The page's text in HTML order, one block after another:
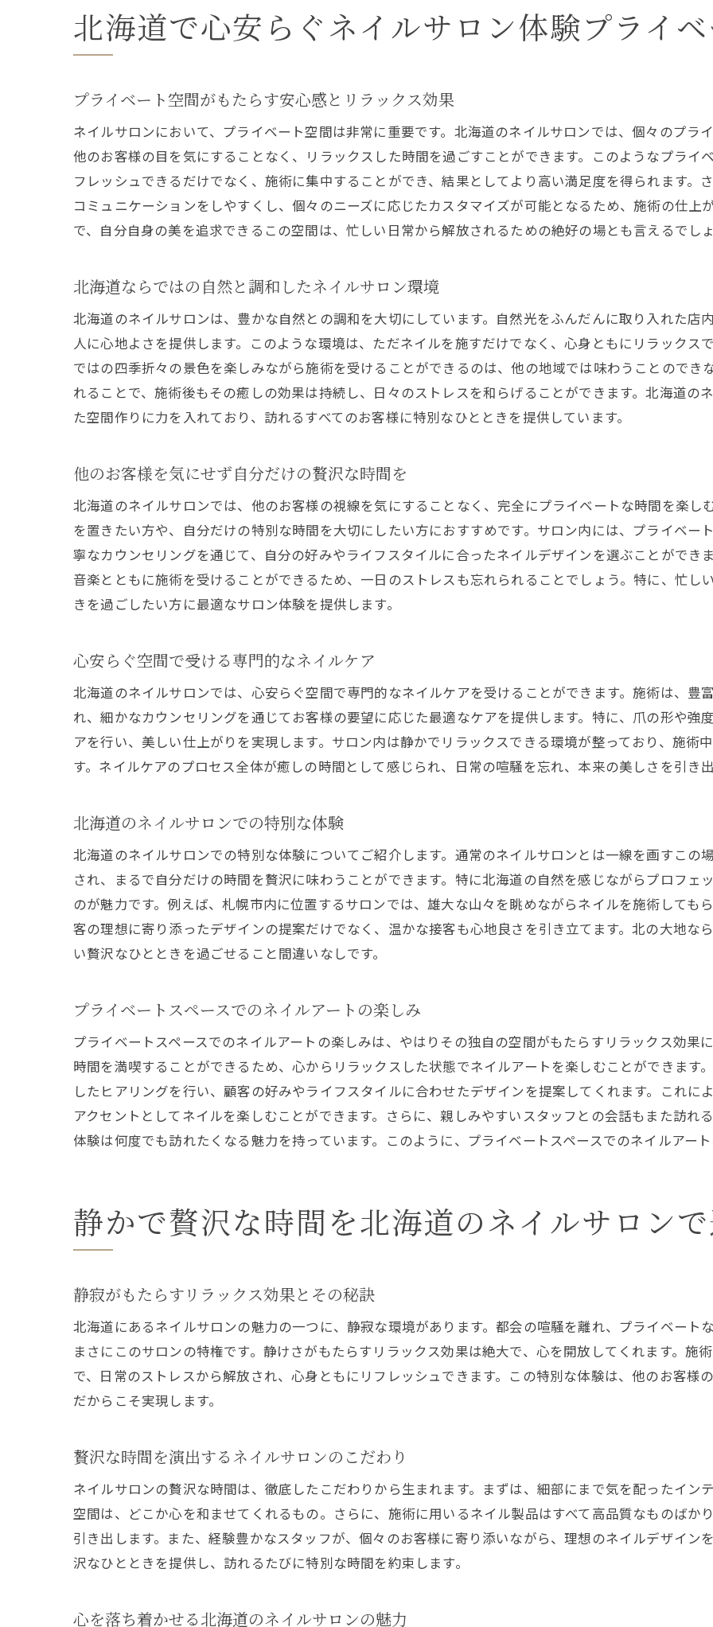
プライベートスペースでのネイルアートの楽しみ
静かで贅沢な時間を北海道のネイルサロンで過ごす
贅沢な時間を演出するネイルサロンのこだわり
心を落ち着かせる北海道のネイルサロンの魅力
プライベート空間での贅沢な時間の過ごし方
専門スタッフが提供する至福のひととき
静かな環境で受けるリラクゼーション効果
プライベートな癒しを提供する北海道のネイルサロン
プライベート空間ならではの特別なリラクゼーショ
癒しの空間が日常のストレスを解消する
北海道の自然を感じるネイルサロンの工夫
お客様一人ひとりに寄り添うサービスの魅力
癒しのひとときを演出するネイルサロンの技術
北海道で見つける心の安らぎと美しいネイルアート
北海道の風景にインスパイアされたデザイン
心の癒しと美しさの両立が叶うネイルサロン
ネイルアートを通じた自己表現の楽しみ
プロフェッショナルによる美しさの追求
忙しい日常を忘れるためのリトリート
北海道の豊かな自然を感じるひととき
リラックスした時間が心に与える影響
プライベート空間がもたらす特別な体験
周囲を気にせずリラックスできる贅沢
個別対応のサービスによる安心感
特別なひとときを演出するネイルサロン
贅沢なプライベート空間がもたらすリラックス体験
ラグジュアリーな空間での究極のリラックス
プライベート空間が提供する心地よい時間
贅沢な空間で受ける癒しのネイルケア
プライベートスペースでの特別なサービス
お客様一人ひとりに合わせたリラクゼーション
心からくつろげる北海道のネイルサロンの秘密
心地よさの秘訣は丁寧なカウンセリング
心からくつろげる空間の工夫
お客様の声を反映したサービスの提供
北海道の自然を感じるサロンのデザイン
北海道で心安らぐネイルサロン体験プライ
プライベート空間がもたらす安心感とリラックス効果
ネイルサロンにおいて、プライベート空間は非常に重要です。北海道のネイルサロンでは、個々のプラ
他のお客様の目を気にすることなく、リラックスした時間を過ごすことができます。このようなプライ
フレッシュできるだけでなく、施術に集中することができ、結果としてより高い満足度を得られます。
コミュニケーションをしやすくし、個々のニーズに応じたカスタマイズが可能となるため、施術の仕上
で、自分自身の美を追求できるこの空間は、忙しい日常から解放されるための絶好の場とも言えるでし
北海道ならではの自然と調和したネイルサロン環境
北海道のネイルサロンは、豊かな自然との調和を大切にしています。自然光をふんだんに取り入れた店
人に心地よさを提供します。このような環境は、ただネイルを施すだけでなく、心身ともにリラックス
ではの四季折々の景色を楽しみながら施術を受けることができるのは、他の地域では味わうことのでき
れることで、施術後もその癒しの効果は持続し、日々のストレスを和らげることができます。北海道の
た空間作りに力を入れており、訪れるすべてのお客様に特別なひとときを提供しています。
他のお客様を気にせず自分だけの贅沢な時間を
北海道のネイルサロンでは、他のお客様の視線を気にすることなく、完全にプライベートな時間を楽し
を置きたい方や、自分だけの特別な時間を大切にしたい方におすすめです。サロン内には、プライベー
寧なカウンセリングを通じて、自分の好みやライフスタイルに合ったネイルデザインを選ぶことができ
音楽とともに施術を受けることができるため、一日のストレスも忘れられることでしょう。特に、忙し
きを過ごしたい方に最適なサロン体験を提供します。
心安らぐ空間で受ける専門的なネイルケア
北海道のネイルサロンでは、心安らぐ空間で専門的なネイルケアを受けることができます。施術は、豊
れ、細かなカウンセリングを通じてお客様の要望に応じた最適なケアを提供します。特に、爪の形や強
アを行い、美しい仕上がりを実現します。サロン内は静かでリラックスできる環境が整っており、施術
す。ネイルケアのプロセス全体が癒しの時間として感じられ、日常の喧騒を忘れ、本来の美しさを引き
北海道のネイルサロンでの特別な体験
北海道のネイルサロンでの特別な体験についてご紹介します。通常のネイルサロンとは一線を画すこの
され、まるで自分だけの時間を贅沢に味わうことができます。特に北海道の自然を感じながらプロフェ
のが魅力です。例えば、札幌市内に位置するサロンでは、雄大な山々を眺めながらネイルを施術しても
客の理想に寄り添ったデザインの提案だけでなく、温かな接客も心地良さを引き立てます。北の大地な
い贅沢なひとときを過ごせること間違いなしです。
プライベートスペースでのネイルアートの楽しみ
プライベートスペースでのネイルアートの楽しみは、やはりその独自の空間がもたらすリラックス効果
時間を満喫することができるため、心からリラックスした状態でネイルアートを楽しむことができます
したヒアリングを行い、顧客の好みやライフスタイルに合わせたデザインを提案してくれます。これに
アクセントとしてネイルを楽しむことができます。さらに、親しみやすいスタッフとの会話もまた訪れ
体験は何度でも訪れたくなる魅力を持っています。このように、プライベートスペースでのネイルアー
静かで贅沢な時間を北海道のネイルサロン
静寂がもたらすリラックス効果とその秘訣
北海道にあるネイルサロンの魅力の一つに、静寂な環境があります。都会の喧騒を離れ、プライベート
まさにこのサロンの特権です。静けさがもたらすリラックス効果は絶大で、心を開放してくれます。施
で、日常のストレスから解放され、心身ともにリフレッシュできます。この特別な体験は、他のお客様
だからこそ実現します。
贅沢な時間を演出するネイルサロンのこだわり
ネイルサロンの贅沢な時間は、徹底したこだわりから生まれます。まずは、細部にまで気を配ったイン
空間は、どこか心を和ませてくれるもの。さらに、施術に用いるネイル製品はすべて高品質なものばか
引き出します。また、経験豊かなスタッフが、個々のお客様に寄り添いながら、理想のネイルデザイン
沢なひとときを提供し、訪れるたびに特別な時間を約束します。
心を落ち着かせる北海道のネイルサロンの魅力